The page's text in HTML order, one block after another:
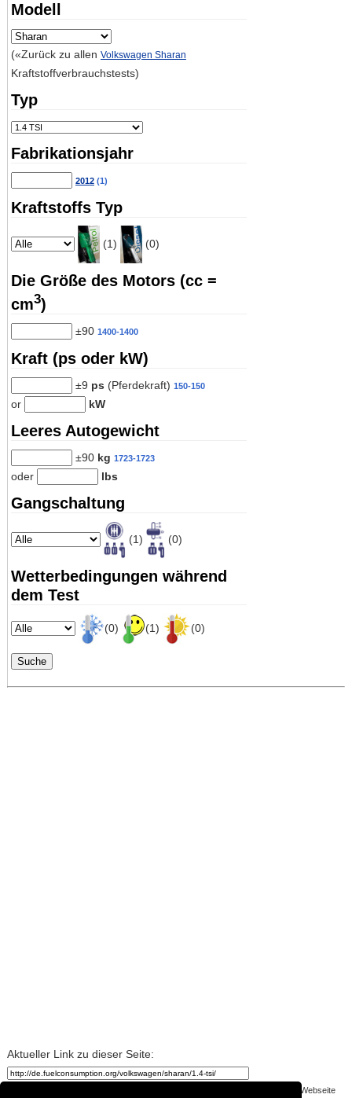
Modell
(«Zurück zu allen Volkswagen Sharan
Kraftstoffverbrauchstests)
Typ
Fabrikationsjahr
2012(1)
Kraftstoffs Typ
(1) (0)
Die Größe des Motors (cc =
cm3)
±90 1400-1400
Kraft (ps oder kW)
±9 ps (Pferdekraft) 150-150
or kW
Leeres Autogewicht
±90 kg 1723-1723
oder lbs
Gangschaltung
(1) (0)
Wetterbedingungen während
dem Test
(0) (1) (0)
Aktueller Link zu dieser Seite:
Die meisten der Auto- und Kraftstoffdaten werden von den Besuchern an der Webseite